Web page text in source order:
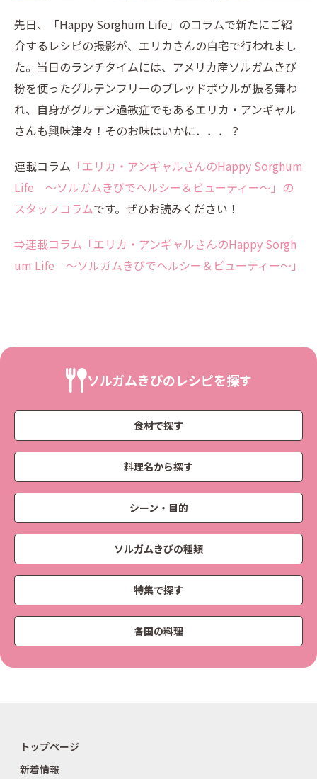
先日、「Happy Sorghum Life」のコラムで新たにご紹
介するレシピの撮影が、エリカさんの自宅で行われまし
た。当日のランチタイムには、アメリカ産ソルガムきび
粉を使ったグルテンフリーのブレッドボウルが振る舞わ
れ、自身がグルテン過敏症でもあるエリカ・アンギャル
さんも興味津々！そのお味はいかに．．．？
連載コラム 「エリカ・アンギャルさんのHappy Sorghum
Life ～ソルガムきびでヘルシー＆ビューティー～」の
スタッフコラムです。ぜひお読みください！
⇒連載コラム「エリカ・アンギャルさんのHappy Sorgh
um Life ～ソルガムきびでヘルシー＆ビューティー～」
ソルガムきびのレシピを探す
食材で探す
料理名から探す
シーン・目的
ソルガムきびの種類
特集で探す
各国の料理
トップページ
新着情報